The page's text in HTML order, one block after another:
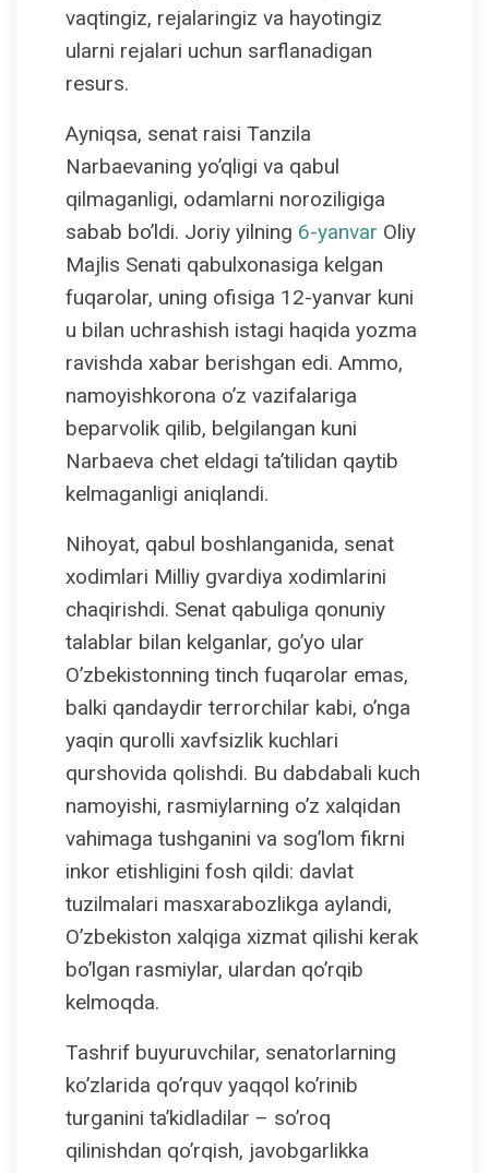
vaqtingiz, rejalaringiz va hayotingiz
ularni rejalari uchun sarflanadigan
resurs.
Ayniqsa, senat raisi Tanzila
Narbaevaning yo’qligi va qabul
qilmaganligi, odamlarni noroziligiga
sabab bo’ldi. Joriy yilning 6-yanvar Oliy
Majlis Senati qabulxonasiga kelgan
fuqarolar, uning ofisiga 12-yanvar kuni
u bilan uchrashish istagi haqida yozma
ravishda xabar berishgan edi. Ammo,
namoyishkorona o’z vazifalariga
beparvolik qilib, belgilangan kuni
Narbaeva chet eldagi ta’tilidan qaytib
kelmaganligi aniqlandi.
Nihoyat, qabul boshlanganida, senat
xodimlari Milliy gvardiya xodimlarini
chaqirishdi. Senat qabuliga qonuniy
talablar bilan kelganlar, go’yo ular
O’zbekistonning tinch fuqarolar emas,
balki qandaydir terrorchilar kabi, o’nga
yaqin qurolli xavfsizlik kuchlari
qurshovida qolishdi. Bu dabdabali kuch
namoyishi, rasmiylarning o’z xalqidan
vahimaga tushganini va sog’lom fikrni
inkor etishligini fosh qildi: davlat
tuzilmalari masxarabozlikga aylandi,
O’zbekiston xalqiga xizmat qilishi kerak
bo’lgan rasmiylar, ulardan qo’rqib
kelmoqda.
Tashrif buyuruvchilar, senatorlarning
ko’zlarida qo’rquv yaqqol ko’rinib
turganini ta’kidladilar – so’roq
qilinishdan qo’rqish, javobgarlikka